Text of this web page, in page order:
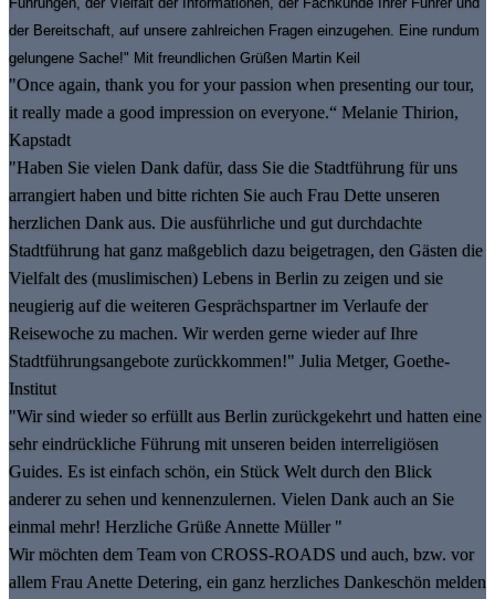
der Bereitschaft, auf unsere zahlreichen Fragen einzugehen. Eine rundum
gelungene Sache!" Mit freundlichen Grüßen Martin Keil
"Once again, thank you for your passion when presenting our tour,
it really made a good impression on everyone.“ Melanie Thirion,
Kapstadt
"Haben Sie vielen Dank dafür, dass Sie die Stadtführung für uns
arrangiert haben und bitte richten Sie auch Frau Dette unseren
herzlichen Dank aus. Die ausführliche und gut durchdachte
Stadtführung hat ganz maßgeblich dazu beigetragen, den Gästen die
Vielfalt des (muslimischen) Lebens in Berlin zu zeigen und sie
neugierig auf die weiteren Gesprächspartner im Verlaufe der
Reisewoche zu machen. Wir werden gerne wieder auf Ihre
Stadtführungsangebote zurückkommen!" Julia Metger, Goethe-
Institut
"Wir sind wieder so erfüllt aus Berlin zurückgekehrt und hatten eine
sehr eindrückliche Führung mit unseren beiden interreligiösen
Guides. Es ist einfach schön, ein Stück Welt durch den Blick
anderer zu sehen und kennenzulernen. Vielen Dank auch an Sie
einmal mehr! Herzliche Grüße Annette Müller "
Wir möchten dem Team von CROSS-ROADS und auch, bzw. vor
allem Frau Anette Detering, ein ganz herzliches Dankeschön melden